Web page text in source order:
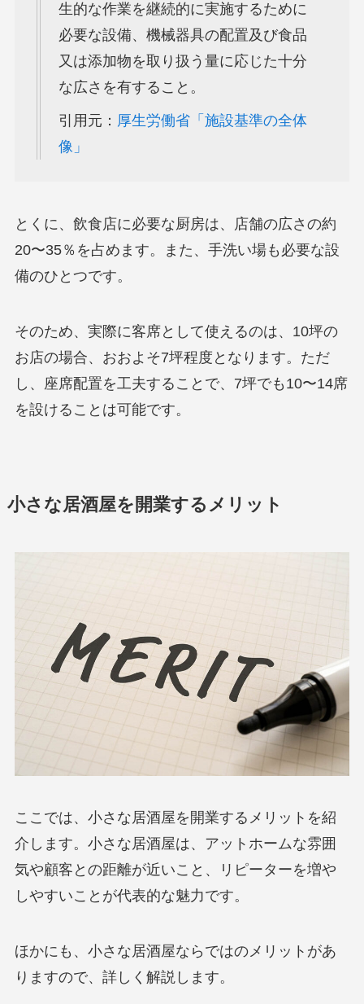
生的な作業を継続的に実施するために
必要な設備、機械器具の配置及び食品
又は添加物を取り扱う量に応じた十分
な広さを有すること。
引用元： 厚生労働省「施設基準の全体
像」
とくに、飲食店に必要な厨房は、店舗の広さの約
20〜35％を占めます。また、手洗い場も必要な設
備のひとつです。
そのため、実際に客席として使えるのは、10坪の
お店の場合、おおよそ7坪程度となります。ただ
し、座席配置を工夫することで、7坪でも10〜14席
を設けることは可能です。
小さな居酒屋を開業するメリット
ここでは、小さな居酒屋を開業するメリットを紹
介します。小さな居酒屋は、アットホームな雰囲
気や顧客との距離が近いこと、リピーターを増や
しやすいことが代表的な魅力です。
ほかにも、小さな居酒屋ならではのメリットがあ
りますので、詳しく解説します。